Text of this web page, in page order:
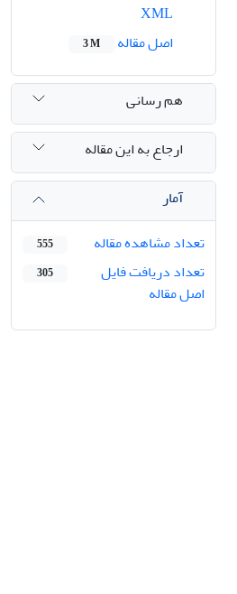
اصل مقاله
3 M
هم رسانی
ارجاع به این مقاله
آمار
تعداد مشاهده مقاله
555
تعداد دریافت فایل
اصل مقاله
305